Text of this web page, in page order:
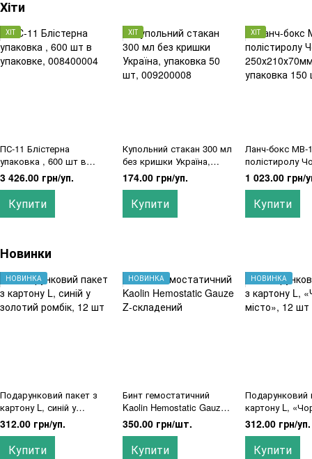
Хіти
ХІТ
ПС-11 Блістерна
упаковка , 600 шт в
упаковке, 008400004
3 426.00 грн/уп.
Купити
ХІТ
Купольний стакан 300 мл
без кришки Україна,
упаковка 50 шт,
009200008
174.00 грн/уп.
Купити
ХІТ
Ланч-бокс МВ-
полістиролу
250х210х70мм,
1 023.00 грн/
Купити
Новинки
НОВИНКА
Подарунковий пакет з
картону L, синій у
золотий ромбік, 12 шт
312.00 грн/уп.
Купити
НОВИНКА
Бинт гемостатичний
Kaolin Hemostatic Gauze
Z-складений
350.00 грн/шт.
Купити
НОВИНКА
Подарунковий
картону L,
місто», 12 шт
312.00 грн/уп.
Купити